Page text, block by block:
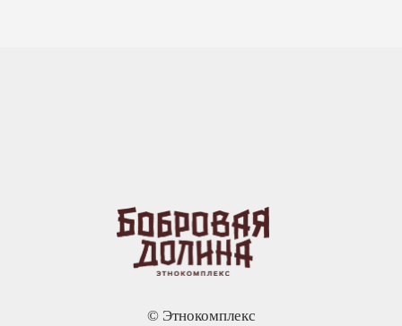
© Этнокомплекс